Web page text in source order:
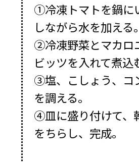
①冷凍トマトを鍋に
しながら水を加える。
②冷凍野菜とマカロ
ビッツを入れて煮込
③塩、こしょう、コ
を調える。
④皿に盛り付けて、
をちらし、完成。